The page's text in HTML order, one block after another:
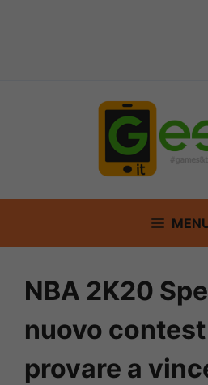
NBA 2K20
nuovo
provare a